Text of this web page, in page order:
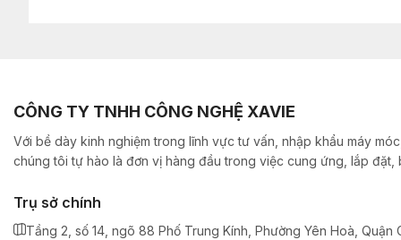
CÔNG TY TNHH CÔNG NGHỆ XAVIE
Với bề dày kinh nghiệm trong lĩnh vực tư vấn, nhập khẩu máy
chúng tôi tự hào là đơn vị hàng đầu trong việc cung ứng, lắp đặt,
Trụ sở chính
Tầng 2, số 14, ngõ 88 Phố Trung Kính, Phường Yên Hoà, Quận